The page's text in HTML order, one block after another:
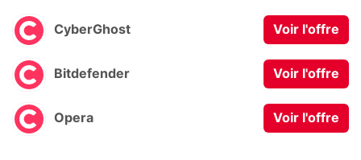
CyberGhost Voir l'offre
Bitdefender Voir l'offre
Opera Voir l'offre